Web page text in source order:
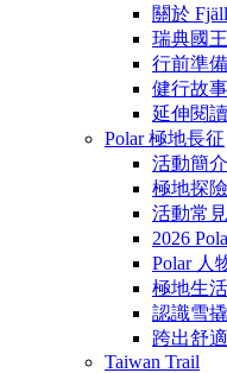
關於
瑞典國
行前準備
健行故事
延伸閱讀
Polar 極地長征
活動簡介
極地探
活動常
2026
Polar 人
極地生
認識雪
跨出舒
Taiwan Trail